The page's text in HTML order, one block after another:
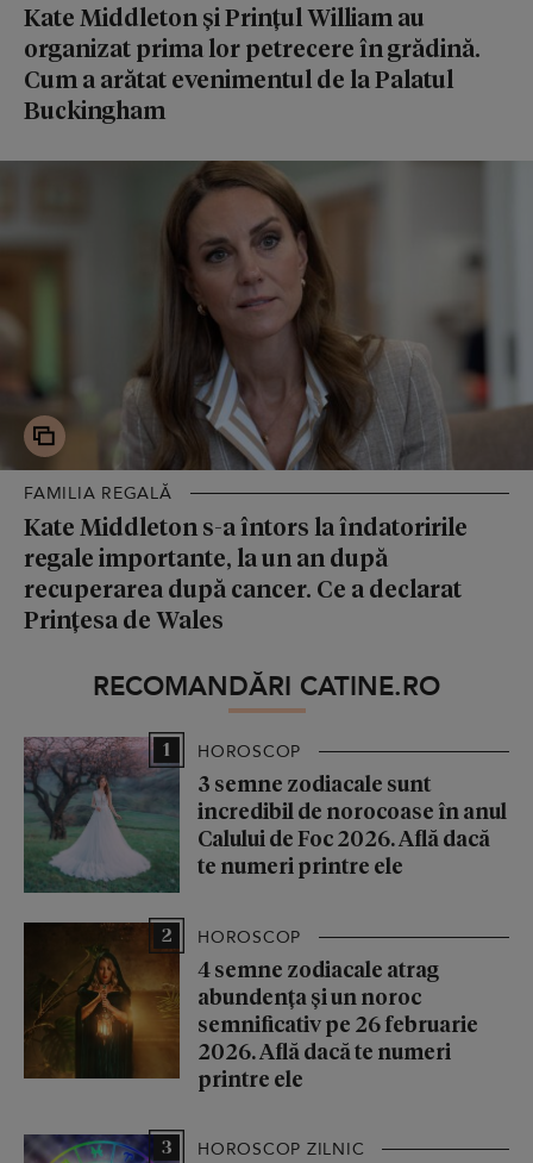
Kate Middleton și Prințul William au
organizat prima lor petrecere în grădină.
Cum a arătat evenimentul de la Palatul
Buckingham
FAMILIA REGALĂ
Kate Middleton s-a întors la îndatoririle
regale importante, la un an după
recuperarea după cancer. Ce a declarat
Prințesa de Wales
RECOMANDĂRI CATINE.RO
1 HOROSCOP
3 semne zodiacale sunt
incredibil de norocoase în anul
Calului de Foc 2026. Află dacă
te numeri printre ele
2 HOROSCOP
4 semne zodiacale atrag
abundența și un noroc
semnificativ pe 26 februarie
2026. Află dacă te numeri
printre ele
3 HOROSCOP ZILNIC